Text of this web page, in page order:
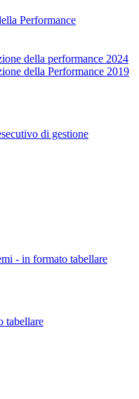
Performance
della performance 2024
della Performance 2019
di gestione
- in formato tabellare
tabellare